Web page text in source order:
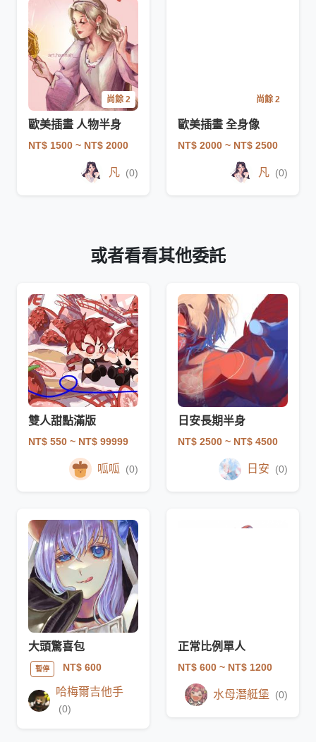
尚餘 2
歐美插畫 人物半身
NT$ 1500 ~ NT$ 2000
凡 (0)
尚餘 2
歐美插畫 全身像
NT$ 2000 ~ NT$ 2500
凡 (0)
或者看看其他委託
雙人甜點滿版
NT$ 550 ~ NT$ 99999
呱呱 (0)
日安長期半身
NT$ 2500 ~ NT$ 4500
日安 (0)
大頭驚喜包
暫停 NT$ 600
哈梅爾吉他手
(0)
正常比例單人
NT$ 600 ~ NT$ 1200
水母潛艇堡 (0)